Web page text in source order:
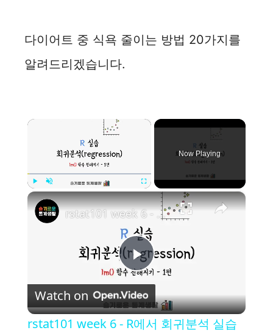
다이어트 중 식욕 줄이는 방법 20가지를
알려드리겠습니다.
×
Fullscreen
Now Playing
×
P
l
rstat101 week 6 - R에서 회귀분석 실습하기 1편
Watch on
rstat101 week 6 - R에서 회귀분석 실습